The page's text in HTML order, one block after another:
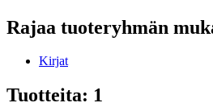
Rajaa tuoteryhmän
Kirjat
Tuotteita: 1